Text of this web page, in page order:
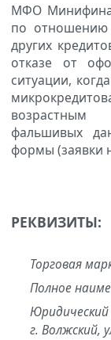
МФО
по отношению
других
отказе от
ситуации,
возрастным
фальшивых
формы (заявки
РЕКВИЗИТЫ:
Торговая
Полное
Юридический
г. Волжский,